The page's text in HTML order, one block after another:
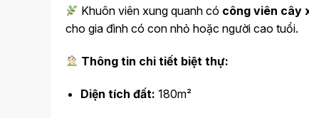
Khuôn viên xung quanh có công viên cây
cho gia đình có con nhỏ hoặc người cao tuổi.
Thông tin chi tiết biệt thự:
Diện tích đất: 180m²